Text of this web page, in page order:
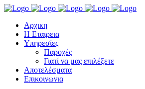
Αρχικη
Η Εταιρεια
Υπηρεσίες
Παροχές
Γιατί να μας επιλέξετε
Αποτελέσματα
Επικοινωνια